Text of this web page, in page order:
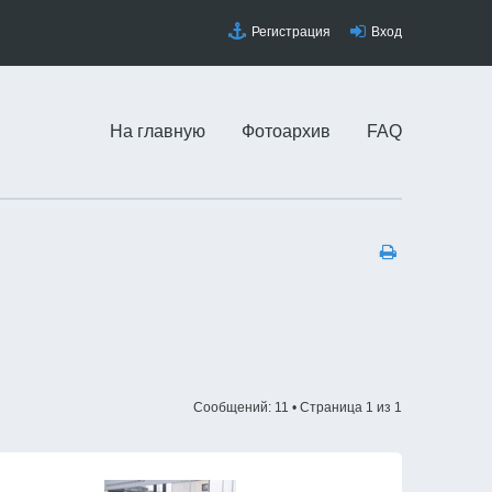
Регистрация Вход
На главную Фотоархив FAQ
Сообщений: 11 • Страница 1 из 1